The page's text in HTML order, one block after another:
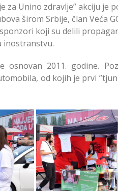
za Unino zdravlje” akciju
širom Srbije, član Veća
koji su delili
inostranstvu.
osnovan 2011. godine.
od kojih je prvi
Održana
”Sipaj Litar
Zdravlje” u